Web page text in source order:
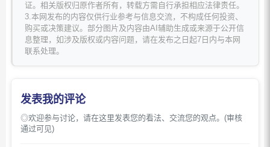
证。相关版权归原作者所有，转载方需自行承担相应法律责任。
3.本网发布的内容仅供行业参考与信息交流，不构成任何投资、
购买或决策建议。部分图片及内容由AI辅助生成或来源于公开信
息整理，如涉及版权或内容问题，请在发布之日起7日内与本网
联系处理。
发表我的评论
◎欢迎参与讨论，请在这里发表您的看法、交流您的观点。(审核
通过可见)